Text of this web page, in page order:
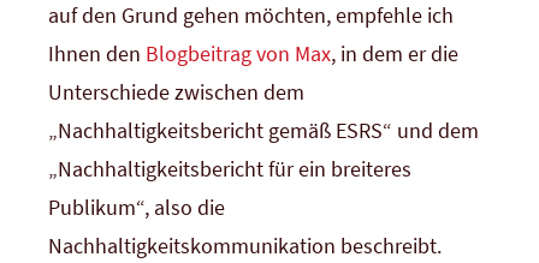
auf den Grund gehen möchten, empfehle ich
Ihnen den Blogbeitrag von Max, in dem er die
Unterschiede zwischen dem
„Nachhaltigkeitsbericht gemäß ESRS“ und dem
„Nachhaltigkeitsbericht für ein breiteres
Publikum“, also die
Nachhaltigkeitskommunikation beschreibt.